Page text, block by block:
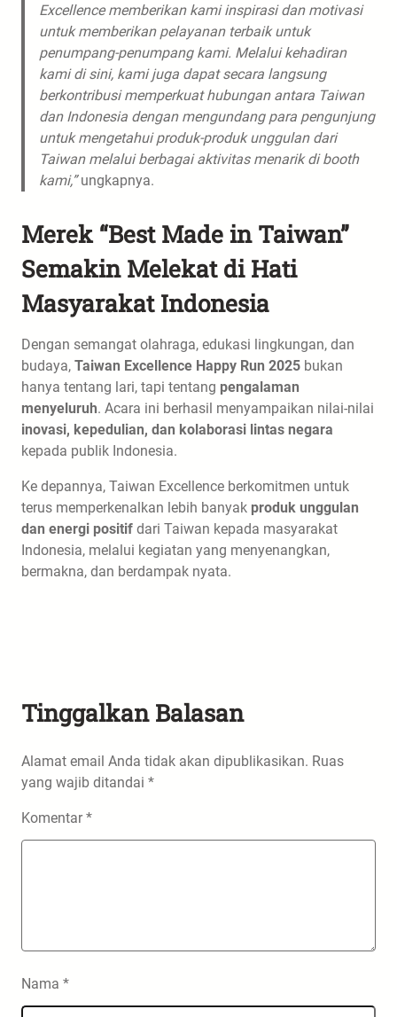
Excellence memberikan kami inspirasi dan motivasi
untuk memberikan pelayanan terbaik untuk
penumpang-penumpang kami. Melalui kehadiran
kami di sini, kami juga dapat secara langsung
berkontribusi memperkuat hubungan antara Taiwan
dan Indonesia dengan mengundang para pengunjung
untuk mengetahui produk-produk unggulan dari
Taiwan melalui berbagai aktivitas menarik di booth
kami,”ungkapnya.
Merek “Best Made in Taiwan”
Semakin Melekat di Hati
Masyarakat Indonesia
Dengan semangat olahraga, edukasi lingkungan, dan
budaya, Taiwan Excellence Happy Run 2025 bukan
hanya tentang lari, tapi tentang pengalaman
menyeluruh. Acara ini berhasil menyampaikan nilai-nilai
inovasi, kepedulian, dan kolaborasi lintas negara
kepada publik Indonesia.
Ke depannya, Taiwan Excellence berkomitmen untuk
terus memperkenalkan lebih banyak produk unggulan
dan energi positif dari Taiwan kepada masyarakat
Indonesia, melalui kegiatan yang menyenangkan,
bermakna, dan berdampak nyata.
Tinggalkan Balasan
Alamat email Anda tidak akan dipublikasikan. Ruas
yang wajib ditandai *
Komentar*
Nama *